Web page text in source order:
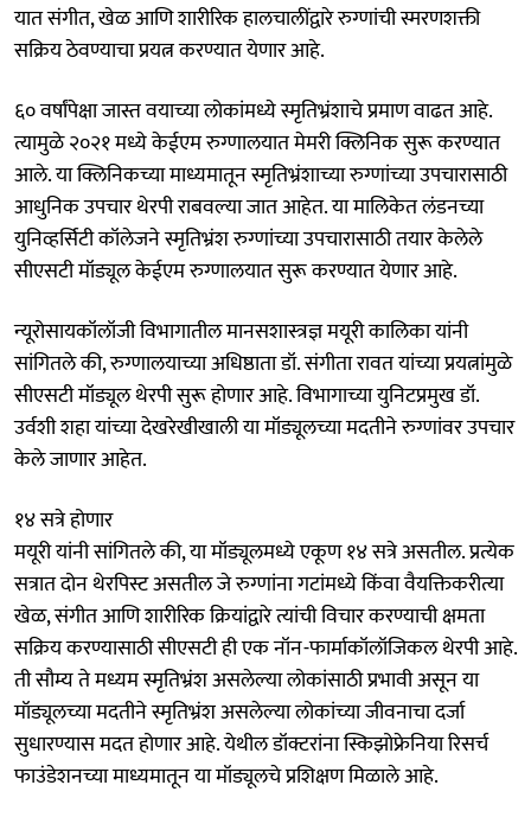
यात संगीत, खेळ आणि शारीरिक हालचालींद्वारे रुग्णांची स्मरणशक्ती
सक्रिय ठेवण्याचा प्रयत्न करण्यात येणार आहे.
६० वर्षांपेक्षा जास्त वयाच्या लोकांमध्ये स्मृतिभ्रंशाचे प्रमाण वाढत आहे.
त्यामुळे २०२१ मध्ये केईएम रुग्णालयात मेमरी क्लिनिक सुरू करण्यात
आले. या क्लिनिकच्या माध्यमातून स्मृतिभ्रंशाच्या रुग्णांच्या उपचारासाठी
आधुनिक उपचार थेरपी राबवल्या जात आहेत. या मालिकेत लंडनच्या
युनिव्हर्सिटी कॉलेजने स्मृतिभ्रंश रुग्णांच्या उपचारासाठी तयार केलेले
सीएसटी मॉड्यूल केईएम रुग्णालयात सुरू करण्यात येणार आहे.
न्यूरोसायकॉलॉजी विभागातील मानसशास्त्रज्ञ मयूरी कालिका यांनी
सांगितले की, रुग्णालयाच्या अधिष्ठाता डॉ. संगीता रावत यांच्या प्रयत्नांमुळे
सीएसटी मॉड्यूल थेरपी सुरू होणार आहे. विभागाच्या युनिटप्रमुख डॉ.
उर्वशी शहा यांच्या देखरेखीखाली या मॉड्यूलच्या मदतीने रुग्णांवर उपचार
केले जाणार आहेत.
१४ सत्रे होणार
मयूरी यांनी सांगितले की, या मॉड्यूलमध्ये एकूण १४ सत्रे असतील. प्रत्येक
सत्रात दोन थेरपिस्ट असतील जे रुग्णांना गटांमध्ये किंवा वैयक्तिकरीत्या
खेळ, संगीत आणि शारीरिक क्रियांद्वारे त्यांची विचार करण्याची क्षमता
सक्रिय करण्यासाठी सीएसटी ही एक नॉन-फार्माकॉलॉजिकल थेरपी आहे.
ती सौम्य ते मध्यम स्मृतिभ्रंश असलेल्या लोकांसाठी प्रभावी असून या
मॉड्यूलच्या मदतीने स्मृतिभ्रंश असलेल्या लोकांच्या जीवनाचा दर्जा
सुधारण्यास मदत होणार आहे. येथील डॉक्टरांना स्किझोफ्रेनिया रिसर्च
फाउंडेशनच्या माध्यमातून या मॉड्यूलचे प्रशिक्षण मिळाले आहे.